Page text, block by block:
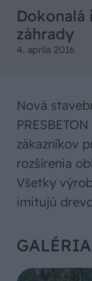
Dokonalá
záhrady
4. apríla 2016
Nová
zákazníkov
rozšírenia
Všetky
imitujú
GALÉRIA